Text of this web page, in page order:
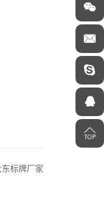
标牌厂家